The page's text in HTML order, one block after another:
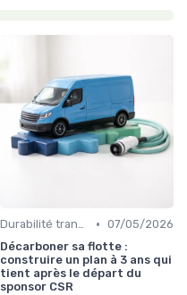
Durabilité transport • 07/05/2026
Décarboner sa flotte :
construire un plan à 3 ans qui
tient après le départ du
sponsor CSR